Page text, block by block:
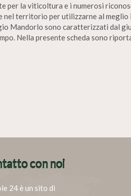
per la viticoltura e i numerosi
territorio per utilizzarne al
Mandorlo sono caratterizzati dal
Nella presente scheda sono
con noi
24 è un sito di